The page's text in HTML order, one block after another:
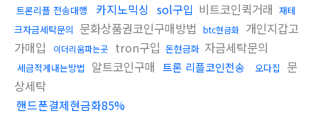
트론리플 전송대행 카지노믹싱 sol구입 비트코인퀵거래 재테
크자금세탁문의 문화상품권코인구매방법 btc현금화 개인지갑고
가매입
이더리움파는곳 tron구입 돈현금화 자금세탁문의
세금적게내는방법 알트코인구매 트론 리플코인전송 오다집
문
상세탁
핸드폰결제현금화85%